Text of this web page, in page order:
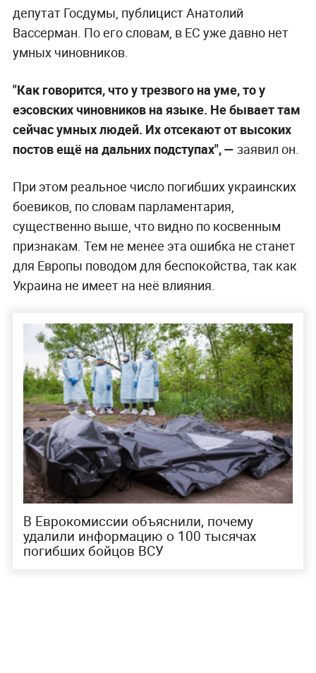
депутат Госдумы, публицист Анатолий
Вассерман. По его словам, в ЕС уже давно нет
умных чиновников.
"Как говорится, что у трезвого на уме, то у
еэсовских чиновников на языке. Не бывает там
сейчас умных людей. Их отсекают от высоких
постов ещё на дальних подступах",— заявил он.
При этом реальное число погибших украинских
боевиков, по словам парламентария,
существенно выше, что видно по косвенным
признакам. Тем не менее эта ошибка не станет
для Европы поводом для беспокойства, так как
Украина не имеет на неё влияния.
В Еврокомиссии объяснили, почему
удалили информацию о 100 тысячах
погибших бойцов ВСУ